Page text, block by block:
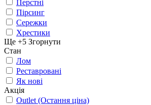
Перстні
Пірсинг
Сережки
Хрестики
Ще +5 Згорнути
Стан
Лом
Реставровані
Як нові
Акція
Outlet (Остання ціна)